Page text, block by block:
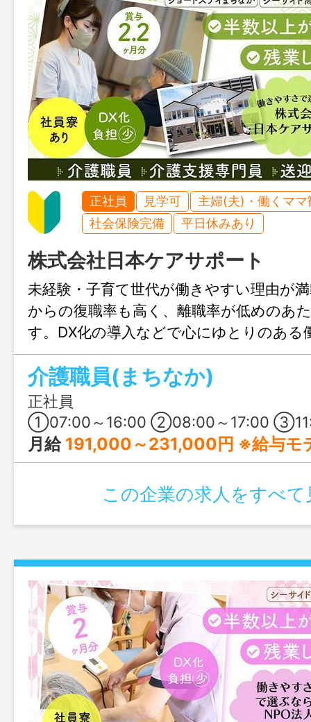
正社員 見学可
主婦(夫)・働くママ
社会保険完備
平日休みあり
株式会社日本ケアサポート
未経験・子育て世代が働きやすい理由が
からの復職率も高く、離職率が低めのあ
す。DX化の導入などで心にゆとりのある
いるのもポイント◎ 無理のない将来設計
おすすめです♪
介護職員(まちなか)
正社員
①07:00～16:00 ②08:00～17:00 ③11:00～20:00 ④16:00～翌10:00 ※変形労働時間制（1ヶ月単位
月給 191,000～231,000円 ※給与モ
この企業の求人をすべて